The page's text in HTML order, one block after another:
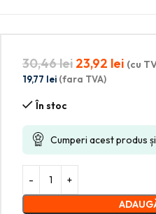
30,46lei 23,92 lei (cu
19,77 lei (fara TVA)
În stoc
Cumperi acest produs